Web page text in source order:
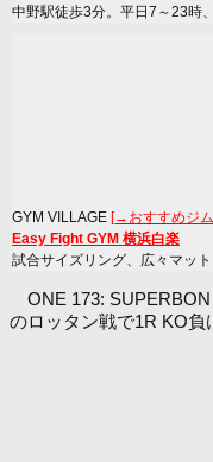
中野駅徒歩3分。平日7～23時
GYM VILLAGE [→おすすめジ
Easy Fight GYM 横浜白楽
試合サイズリング、広々マッ
ONE 173: SUPERBON
のロッタン戦で1R KO負